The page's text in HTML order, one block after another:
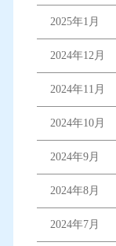
2025年1月
2024年12月
2024年11月
2024年10月
2024年9月
2024年8月
2024年7月